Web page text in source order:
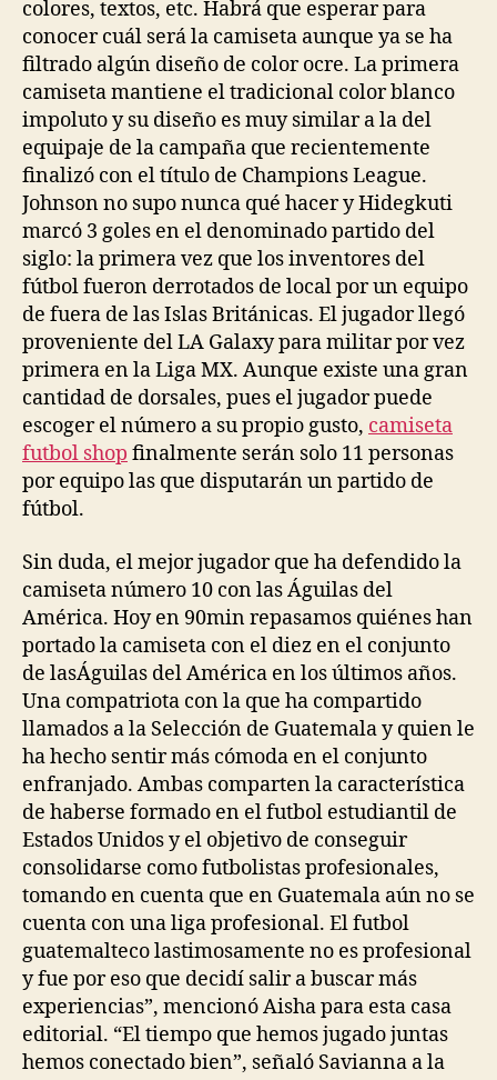
colores, textos, etc. Habrá que esperar para
conocer cuál será la camiseta aunque ya se ha
filtrado algún diseño de color ocre. La primera
camiseta mantiene el tradicional color blanco
impoluto y su diseño es muy similar a la del
equipaje de la campaña que recientemente
finalizó con el título de Champions League.
Johnson no supo nunca qué hacer y Hidegkuti
marcó 3 goles en el denominado partido del
siglo: la primera vez que los inventores del
fútbol fueron derrotados de local por un equipo
de fuera de las Islas Británicas. El jugador llegó
proveniente del LA Galaxy para militar por vez
primera en la Liga MX. Aunque existe una gran
cantidad de dorsales, pues el jugador puede
escoger el número a su propio gusto, camiseta
futbol shop finalmente serán solo 11 personas
por equipo las que disputarán un partido de
fútbol.
Sin duda, el mejor jugador que ha defendido la
camiseta número 10 con las Águilas del
América. Hoy en 90min repasamos quiénes han
portado la camiseta con el diez en el conjunto
de lasÁguilas del América en los últimos años.
Una compatriota con la que ha compartido
llamados a la Selección de Guatemala y quien le
ha hecho sentir más cómoda en el conjunto
enfranjado. Ambas comparten la característica
de haberse formado en el futbol estudiantil de
Estados Unidos y el objetivo de conseguir
consolidarse como futbolistas profesionales,
tomando en cuenta que en Guatemala aún no se
cuenta con una liga profesional. El futbol
guatemalteco lastimosamente no es profesional
y fue por eso que decidí salir a buscar más
experiencias”, mencionó Aisha para esta casa
editorial. “El tiempo que hemos jugado juntas
hemos conectado bien”, señaló Savianna a la